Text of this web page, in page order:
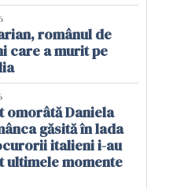
românul de
care a murit pe
omorâtă Daniela
găsită în lada
italieni i-au
momente